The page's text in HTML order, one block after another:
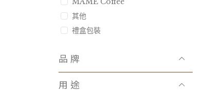
其他
禮盒包裝
品牌
用途